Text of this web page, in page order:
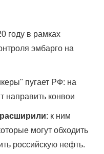
году в рамках
эмбарго на
пугает РФ: на
направить конвои
: к ним
могут обходить
российскую нефть.